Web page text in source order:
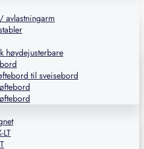
avlastningarm
høydejusterbare
til sveisebord
LT